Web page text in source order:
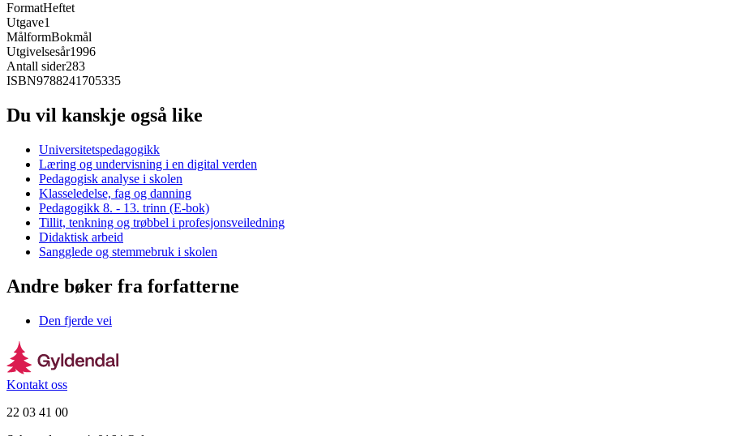
FormatHeftet
Utgave1
MålformBokmål
Utgivelsesår1996
Antall sider283
ISBN9788241705335
Du vil kanskje også like
Universitetspedagogikk
Læring og undervisning i en digital verden
Pedagogisk analyse i skolen
Klasseledelse, fag og danning
Pedagogikk 8. - 13. trinn (E-bok)
Tillit, tenkning og trøbbel i profesjonsveiledning
Didaktisk arbeid
Sangglede og stemmebruk i skolen
Andre bøker fra forfatterne
Den fjerde vei
Kontakt oss
22 03 41 00